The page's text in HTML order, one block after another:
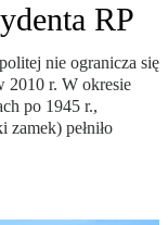
RP
nie ogranicza się
2010 r. W okresie
po 1945 r.,
pełniło